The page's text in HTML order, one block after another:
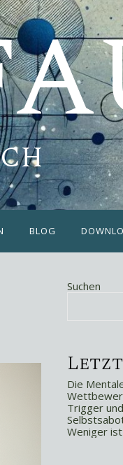
BLOG
Suchen
Die
Trigger
Weniger